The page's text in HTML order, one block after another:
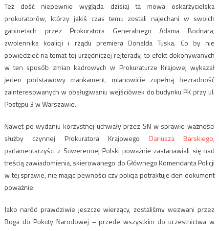
Też dość niepewnie wygląda dzisiaj ta mowa oskarżycielska
prokuratorów, którzy jakiś czas temu zostali najechani w swoich
gabinetach przez Prokuratora Generalnego Adama Bodnara,
zwolennika koalicji i rządu premiera Donalda Tuska. Co by nie
powiedzieć na temat tej urzędniczej rejterady, to efekt dokonywanych
w ten sposób zmian kadrowych w Prokuraturze Krajowej wykazał
jeden podstawowy mankament, mianowicie zupełną bezradność
zainteresowanych w obsługiwaniu wejściówek do budynku PK przy ul.
Postępu 3 w Warszawie.
Nawet po wydaniu korzystnej uchwały przez SN w sprawie ważności
służby czynnej Prokuratora Krajowego Dariusza Barskiego,
parlamentarzyści z Suwerennej Polski poważnie zastanawiali się nad
treścią zawiadomienia, skierowanego do Głównego Komendanta Policji
w tej sprawie, nie mając pewności czy policja potraktuje den dokument
poważnie.
Jako naród prawdziwie jeszcze wierzący, zostaliśmy wezwani przez
Boga do Pokuty Narodowej – przede wszystkim do uczestnictwa w